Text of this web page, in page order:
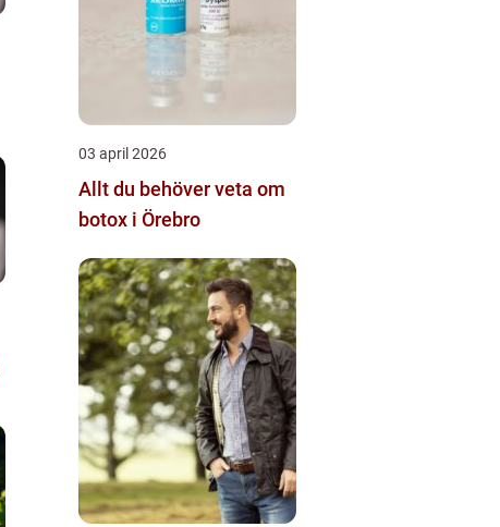
03 april 2026
Allt du behöver veta om
botox i Örebro